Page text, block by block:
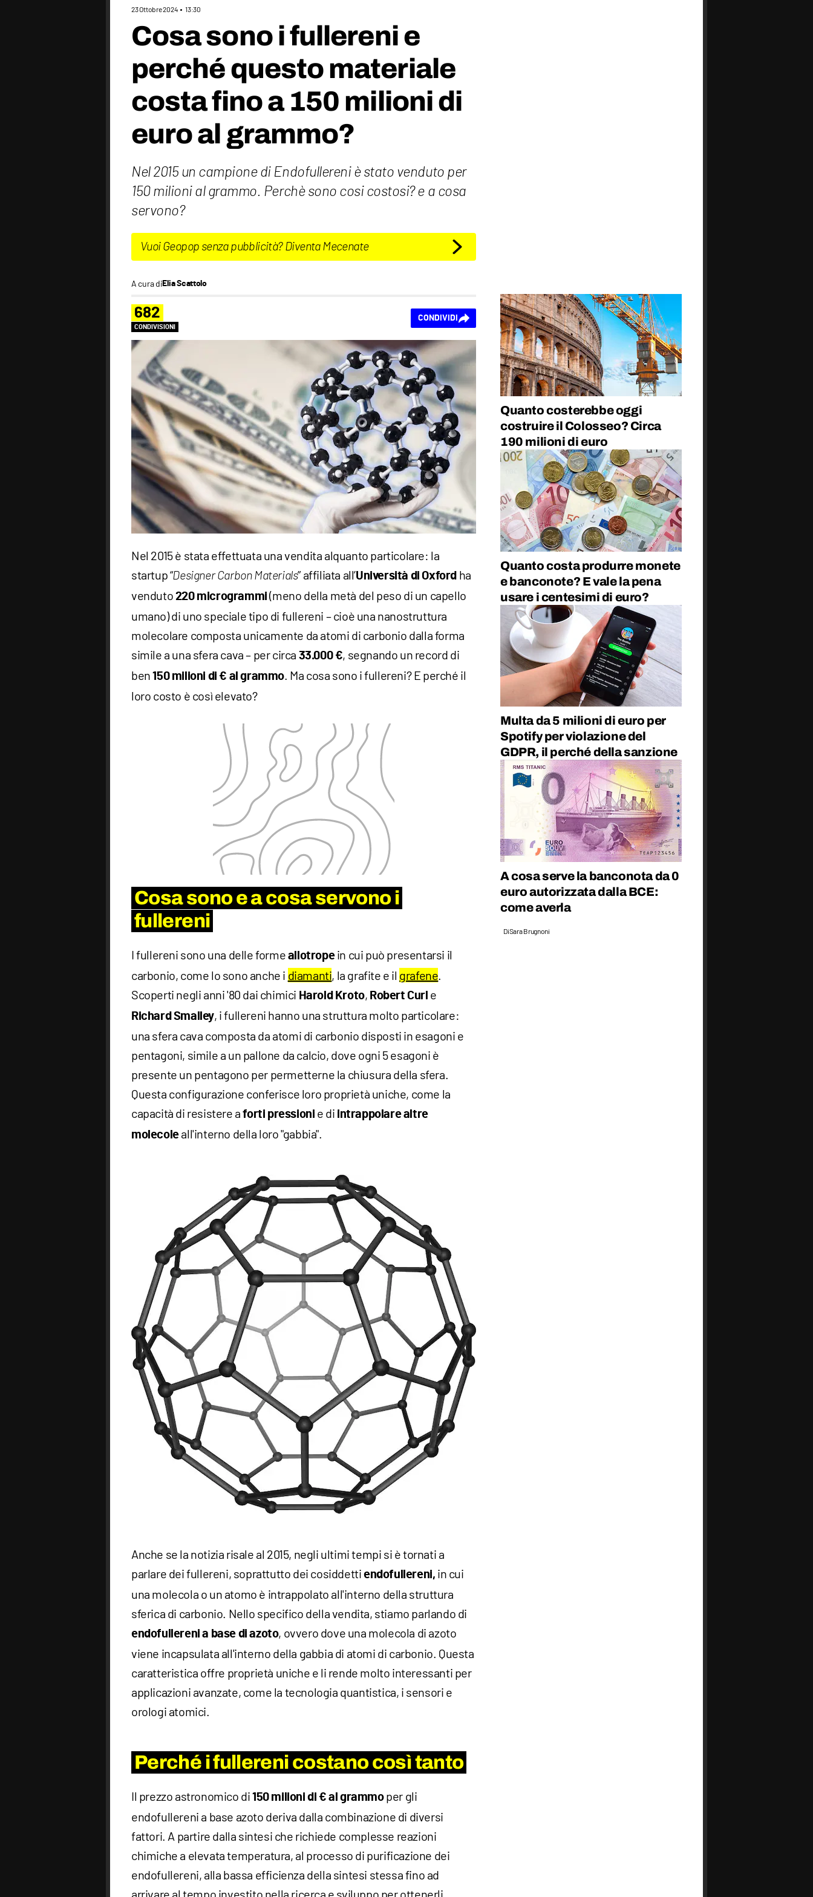
23 Ottobre 2024 13:30
Cosa sono i fullereni e
perché questo materiale
costa fino a 150 milioni di
euro al grammo?
Nel 2015 un campione di Endofullereni è stato venduto per
150 milioni al grammo. Perchè sono cosi costosi? e a cosa
servono?
Vuoi Geopop senza pubblicità? Diventa Mecenate
A cura diElia Scattolo
682
CONDIVISIONI
CONDIVIDI
Nel 2015 è stata effettuata una vendita alquanto particolare: la
startup “Designer Carbon Materials” affiliata all’Università di Oxford ha
venduto 220 microgrammi (meno della metà del peso di un capello
umano) di uno speciale tipo di fullereni – cioè una nanostruttura
molecolare composta unicamente da atomi di carbonio dalla forma
simile a una sfera cava – per circa 33.000 €, segnando un record di
ben150 milioni di € al grammo. Ma cosa sono i fullereni? E perché il
loro costo è così elevato?
Cosa sono e a cosa servono i
fullereni
I fullereni sono una delle forme allotropein cui può presentarsi il
carbonio, come lo sono anche i diamanti, la grafite e il grafene.
Scoperti negli anni '80 dai chimici Harold Kroto, Robert Curl e
Richard Smalley, i fullereni hanno una struttura molto particolare:
una sfera cava composta da atomi di carbonio disposti in esagoni e
pentagoni, simile a un pallone da calcio, dove ogni 5 esagoni è
presente un pentagono per permetterne la chiusura della sfera.
Questa configurazione conferisce loro proprietà uniche, come la
capacità di resistere aforti pressioni e di intrappolare altre
molecoleall'interno della loro "gabbia".
Anche se la notizia risale al 2015, negli ultimi tempi si è tornati a
parlare dei fullereni, soprattutto dei cosiddettiendofullereni, in cui
una molecola o un atomo è intrappolato all'interno della struttura
sferica di carbonio. Nello specifico della vendita, stiamo parlando di
endofullereni a base di azoto, ovvero dove una molecola di azoto
viene incapsulata all'interno della gabbia di atomi di carbonio. Questa
caratteristica offre proprietà uniche e li rende molto interessanti per
applicazioni avanzate, come la tecnologia quantistica, i sensori e
orologi atomici.
Perché i fullereni costano così tanto
Il prezzo astronomico di 150 milioni di € al grammoper gli
endofullereni a base azoto deriva dalla combinazione di diversi
fattori. A partire dalla sintesi che richiede complesse reazioni
chimiche a elevata temperatura, al processo di purificazione dei
endofullereni, alla bassa efficienza della sintesi stessa fino ad
arrivare al tempo investito nella ricerca e sviluppo per ottenerli.
Quanto costerebbe oggi
costruire il Colosseo? Circa
190 milioni di euro
Quanto costa produrre monete
e banconote? E vale la pena
usare i centesimi di euro?
Multa da 5 milioni di euro per
Spotify per violazione del
GDPR, il perché della sanzione
A cosa serve la banconota da 0
euro autorizzata dalla BCE:
come averla
DiSara Brugnoni